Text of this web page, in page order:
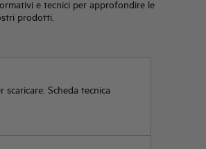
e tecnici per approfondire le
prodotti.
scaricare: Scheda tecnica